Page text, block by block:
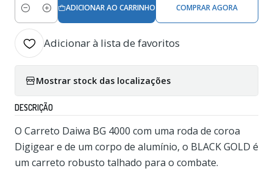
Quantidade
ADICIONAR AO CARRINHO COMPRAR AGORA
Adicionar à lista de favoritos
Mostrar stock das localizações
DESCRIÇÃO
O Carreto Daiwa BG 4000 com uma roda de coroa
Digigear e de um corpo de alumínio, o BLACK GOLD é
um carreto robusto talhado para o combate.